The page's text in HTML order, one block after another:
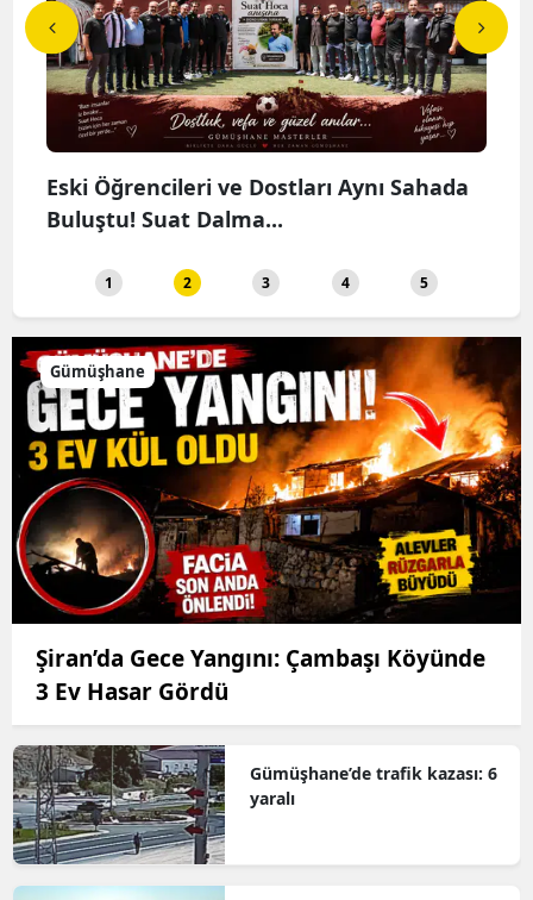
Eski Öğrencileri ve Dostları Aynı Sahada
Buluştu! Suat Dalma...
1 2 3 4 5
Gümüşhane
Şiran’da Gece Yangını: Çambaşı Köyünde
3 Ev Hasar Gördü
Gümüşhane’de trafik kazası: 6
yaralı